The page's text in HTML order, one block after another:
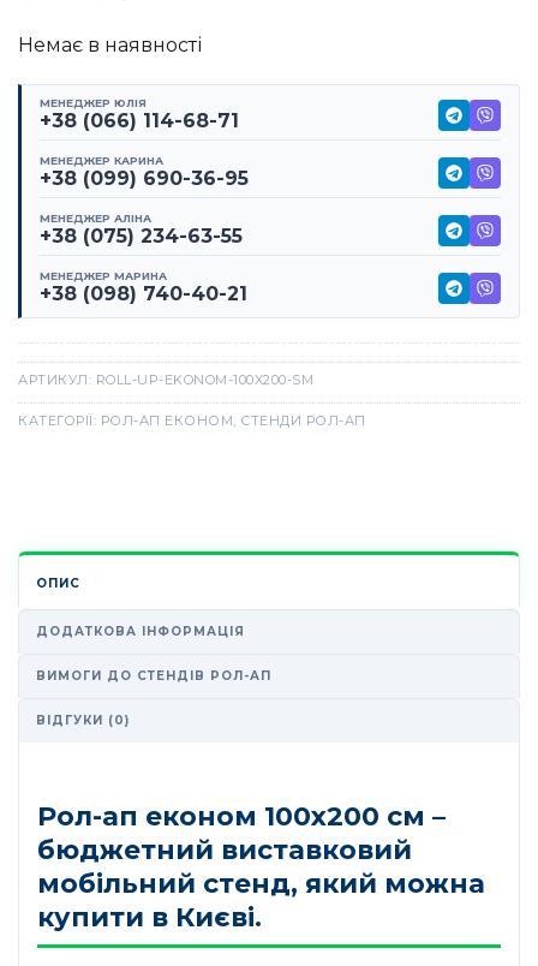
Немає в наявності
МЕНЕДЖЕР ЮЛІЯ
+38 (066) 114-68-71
МЕНЕДЖЕР КАРИНА
+38 (099) 690-36-95
МЕНЕДЖЕР АЛІНА
+38 (075) 234-63-55
МЕНЕДЖЕР МАРИНА
+38 (098) 740-40-21
АРТИКУЛ: ROLL-UP-EKONOM-100X200-SM
КАТЕГОРІЇ: РОЛ-АП ЕКОНОМ, СТЕНДИ РОЛ-АП
ОПИС
ДОДАТКОВА ІНФОРМАЦІЯ
ВИМОГИ ДО СТЕНДІВ РОЛ-АП
ВІДГУКИ (0)
Рол-ап економ 100х200 см –
бюджетний виставковий
мобільний стенд, який можна
купити в Києві.